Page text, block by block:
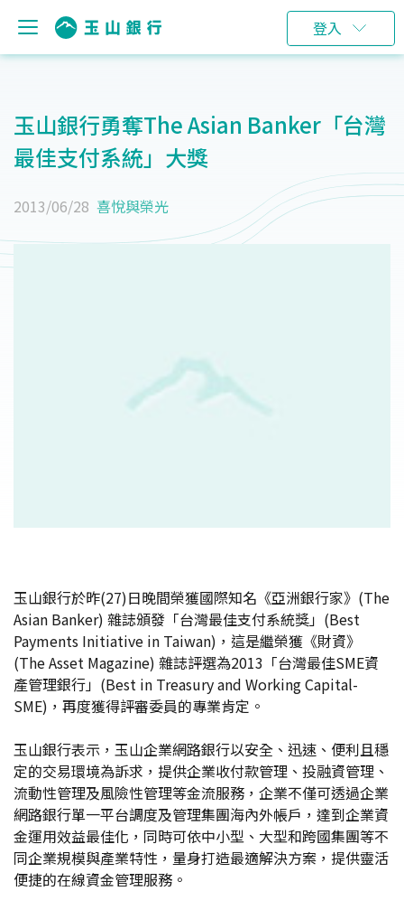
登入
玉山銀行勇奪The Asian Banker「台灣
最佳支付系統」大獎
2013/06/28 喜悅與榮光
玉山銀行於昨(27)日晚間榮獲國際知名《亞洲銀行家》(The
Asian Banker) 雜誌頒發「台灣最佳支付系統獎」(Best
Payments Initiative in Taiwan)，這是繼榮獲《財資》
(The Asset Magazine) 雜誌評選為2013「台灣最佳SME資
產管理銀行」(Best in Treasury and Working Capital-
SME)，再度獲得評審委員的專業肯定。
玉山銀行表示，玉山企業網路銀行以安全、迅速、便利且穩
定的交易環境為訴求，提供企業收付款管理、投融資管理、
流動性管理及風險性管理等金流服務，企業不僅可透過企業
網路銀行單一平台調度及管理集團海內外帳戶，達到企業資
金運用效益最佳化，同時可依中小型、大型和跨國集團等不
同企業規模與產業特性，量身打造最適解決方案，提供靈活
便捷的在線資金管理服務。